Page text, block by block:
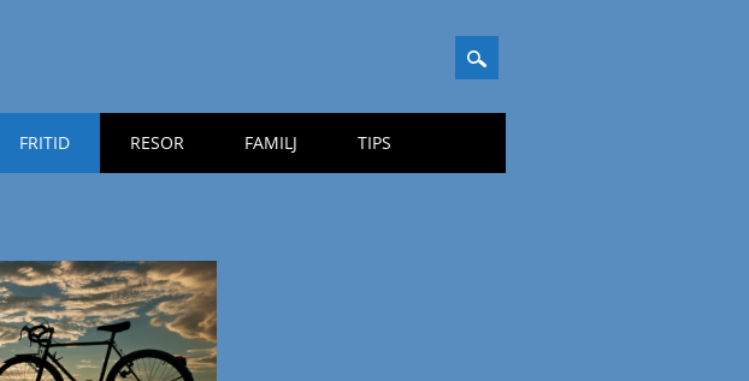
FRITID RESOR FAMILJ TIPS